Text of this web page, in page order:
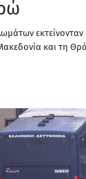
και τη